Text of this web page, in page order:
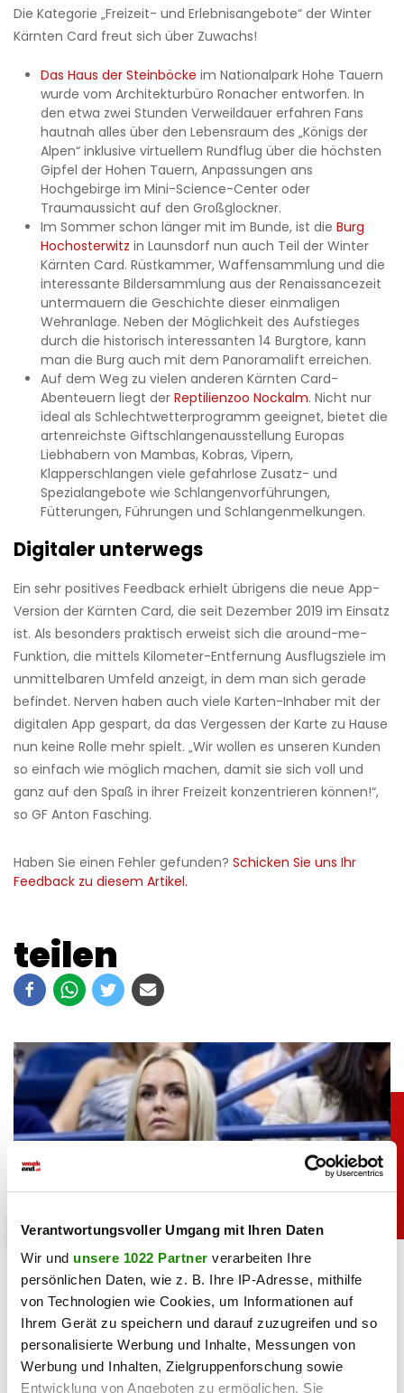
Verantwortungsvoller Umgang mit Ihren Daten
Wir und unsere 1022 Partner verarbeiten Ihre
persönlichen Daten, wie z. B. Ihre IP-Adresse, mithilfe
von Technologien wie Cookies, um Informationen auf
Ihrem Gerät zu speichern und darauf zuzugreifen und so
personalisierte Werbung und Inhalte, Messungen von
Werbung und Inhalten, Zielgruppenforschung sowie
Entwicklung von Angeboten zu ermöglichen. Sie
Die Kategorie „Freizeit- und Erlebnisangebote“ der Winter
Kärnten Card freut sich über Zuwachs!
Das Haus der Steinböcke im Nationalpark Hohe Tauern
wurde vom Architekturbüro Ronacher entworfen. In
den etwa zwei Stunden Verweildauer erfahren Fans
hautnah alles über den Lebensraum des „Königs der
Alpen“ inklusive virtuellem Rundflug über die höchsten
Gipfel der Hohen Tauern, Anpassungen ans
Hochgebirge im Mini-Science-Center oder
Traumaussicht auf den Großglockner.
Im Sommer schon länger mit im Bunde, ist die Burg
Hochosterwitz in Launsdorf nun auch Teil der Winter
Kärnten Card. Rüstkammer, Waffensammlung und die
interessante Bildersammlung aus der Renaissancezeit
untermauern die Geschichte dieser einmaligen
Wehranlage. Neben der Möglichkeit des Aufstieges
durch die historisch interessanten 14 Burgtore, kann
man die Burg auch mit dem Panoramalift erreichen.
Auf dem Weg zu vielen anderen Kärnten Card-
Abenteuern liegt der Reptilienzoo Nockalm. Nicht nur
ideal als Schlechtwetterprogramm geeignet, bietet die
artenreichste Giftschlangenausstellung Europas
Liebhabern von Mambas, Kobras, Vipern,
Klapperschlangen viele gefahrlose Zusatz- und
Spezialangebote wie Schlangenvorführungen,
Fütterungen, Führungen und Schlangenmelkungen.
Digitaler unterwegs
Ein sehr positives Feedback erhielt übrigens die neue App-
Version der Kärnten Card, die seit Dezember 2019 im Einsatz
ist. Als besonders praktisch erweist sich die around-me-
Funktion, die mittels Kilometer-Entfernung Ausflugsziele im
unmittelbaren Umfeld anzeigt, in dem man sich gerade
befindet. Nerven haben auch viele Karten-Inhaber mit der
digitalen App gespart, da das Vergessen der Karte zu Hause
nun keine Rolle mehr spielt. „Wir wollen es unseren Kunden
so einfach wie möglich machen, damit sie sich voll und
ganz auf den Spaß in ihrer Freizeit konzentrieren können!“,
so GF Anton Fasching.
Haben Sie einen Fehler gefunden? Schicken Sie uns Ihr
Feedback zu diesem Artikel.
teilen
sport
Heiß: Lindsey Vonn zeigt Traumfigur im Urlaub
Lindsey Vonn begeistert mit einem neuen Urlaubsfoto. Im
roten Bikini zeigt die Ski-Legende ihre Traumfigur und
genießt entspannte Stunden am Meer.